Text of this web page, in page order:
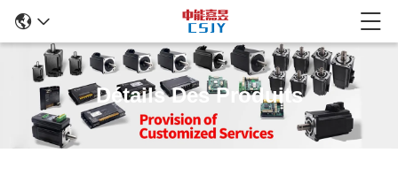
Détails Des Produits